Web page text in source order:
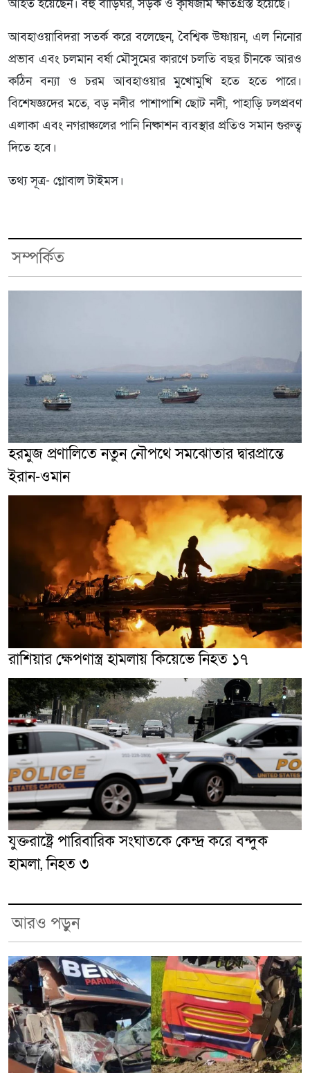
আহত হয়েছেন। বহু বাড়িঘর, সড়ক ও কৃষিজমি ক্ষতিগ্রস্ত হয়েছে।
আবহাওয়াবিদরা সতর্ক করে বলেছেন, বৈশ্বিক উষ্ণায়ন, এল নিনোর
প্রভাব এবং চলমান বর্ষা মৌসুমের কারণে চলতি বছর চীনকে আরও
কঠিন বন্যা ও চরম আবহাওয়ার মুখোমুখি হতে হতে পারে।
বিশেষজ্ঞদের মতে, বড় নদীর পাশাপাশি ছোট নদী, পাহাড়ি ঢলপ্রবণ
এলাকা এবং নগরাঞ্চলের পানি নিষ্কাশন ব্যবস্থার প্রতিও সমান গুরুত্ব
দিতে হবে।
তথ্য সূত্র- গ্লোবাল টাইমস।
সম্পর্কিত
হরমুজ প্রণালিতে নতুন নৌপথে সমঝোতার দ্বারপ্রান্তে
ইরান-ওমান
রাশিয়ার ক্ষেপণাস্ত্র হামলায় কিয়েভে নিহত ১৭
যুক্তরাষ্ট্রে পারিবারিক সংঘাতকে কেন্দ্র করে বন্দুক
হামলা, নিহত ৩
আরও পড়ুন